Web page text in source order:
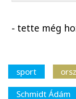
- tette még
sport
Schmidt Ádám